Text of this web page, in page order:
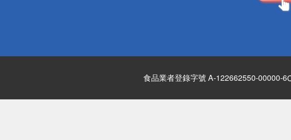
食品業者登錄字號 A-122662550-00000-6